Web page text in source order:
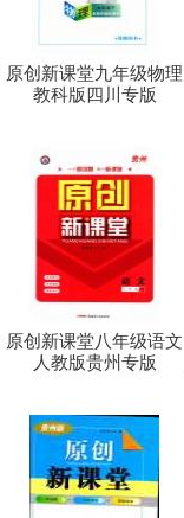
原创新课堂九年级物理
教科版四川专版
原创新课堂八年级语文
人教版贵州专版